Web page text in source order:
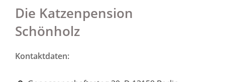
Die Katzenpension
Schönholz
Kontaktdaten: